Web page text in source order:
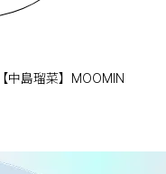
【中島瑠菜】MOOMIN